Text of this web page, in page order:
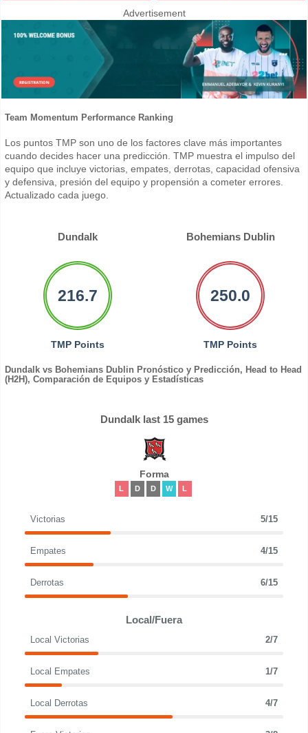
Advertisement
Team Momentum Performance Ranking
Los puntos TMP son uno de los factores clave más importantes
cuando decides hacer una predicción. TMP muestra el impulso del
equipo que incluye victorias, empates, derrotas, capacidad ofensiva
y defensiva, presión del equipo y propensión a cometer errores.
Actualizado cada juego.
Dundalk Bohemians Dublin
216.7
TMP Points
250.0
TMP Points
Dundalk vs Bohemians Dublin Pronóstico y Predicción, Head to Head
(H2H), Comparación de Equipos y Estadísticas
Dundalk last 15 games
Forma
L D D W L
Victorias 5/15
Empates 4/15
Derrotas 6/15
Local/Fuera
Local Victorias 2/7
Local Empates 1/7
Local Derrotas 4/7